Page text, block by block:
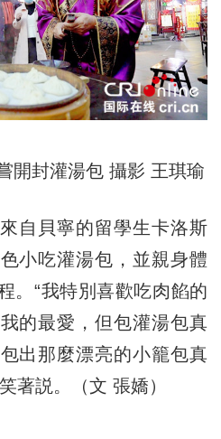
開封灌湯包 攝影 王琪瑜
貝寧的留學生卡洛斯
小吃灌湯包，並親身體
。“我特別喜歡吃肉餡的
的最愛，但包灌湯包真
出那麼漂亮的小籠包真
著説。（文 張嬌）